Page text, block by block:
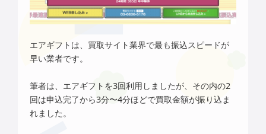
エアギフト は、買取サイト業界で最も振込スピードが
早い業者です。
筆者は、エアギフトを3回利用しましたが、その内の2
回は申込完了から3分〜4分ほどで買取金額が振り込ま
れました。